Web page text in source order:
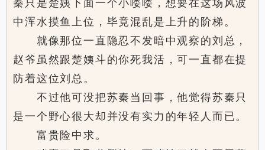
秦只是楚姨下面一个小喽喽，想要在这场风波
中浑水摸鱼上位，毕竟混乱是上升的阶梯。
就像那位一直隐忍不发暗中观察的刘总，
赵爷虽然跟楚姨斗的你死我活，可一直都在提
防着这位刘总。
不过他可没把苏秦当回事，他觉得苏秦只
是一个野心很大却并没有实力的年轻人而已。
富贵险中求。